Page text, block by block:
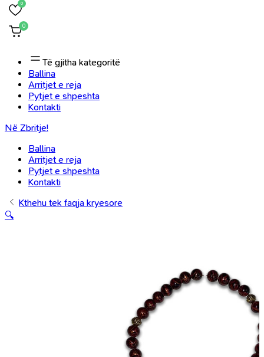
0
0
Të gjitha kategoritë
Ballina
Arritjet e reja
Pytjet e shpeshta
Kontakti
Në Zbritje!
Ballina
Arritjet e reja
Pytjet e shpeshta
Kontakti
Kthehu tek faqja kryesore
🔍